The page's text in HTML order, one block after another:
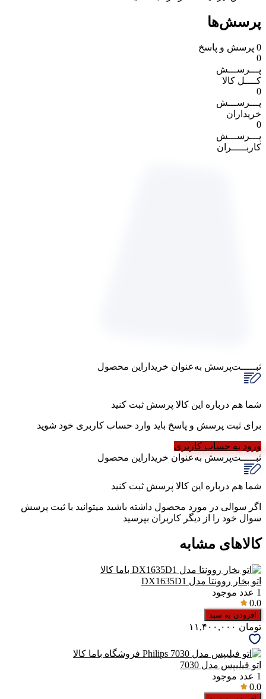
پرسش‌ها
0 پرسش و پاسخ
0
پـــرســـش
کــــل کالا
0
پـــرســـش
خریداران
0
پـــرســـش
کاربـــــران
ثبـــــت‌پرسش به‌عنوان ‌خریدار‌این‌ محصول
شما هم درباره این کالا پرسش ثبت کنید
برای ثبت پرسش و پاسخ باید وارد حساب کاربری خود شوید
ورود به حساب کاربری
ثبـــــت‌پرسشبه‌عنوان ‌خریدار‌این‌ محصول
شما هم درباره این کالا پرسش ثبت کنید
اگر سوالی در مورد محصول داشته باشید میتوانید با ثبت پرسش
سوال خود را از دیگر کاربران بپرسید
کالاهای مشابه
اتو بخار روونتا مدل DX1635D1
1 عدد موجود
0.0
افزودن به سبد
تومان
اتو فیلیپس مدل 7030
1 عدد موجود
0.0